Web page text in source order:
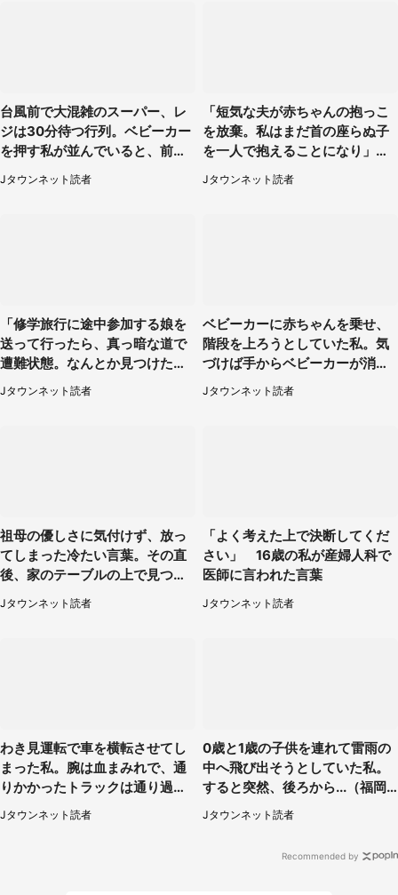
台風前で大混雑のスーパー、レ
ジは30分待つ行列。ベビーカー
を押す私が並んでいると、前の
Jタウンネット読者
「短気な夫が赤ちゃんの抱っこ
を放棄。私はまだ首の座らぬ子
を一人で抱えることになり」
（岩手県・40代女性）
Jタウンネット読者
「修学旅行に途中参加する娘を
送って行ったら、真っ暗な道で
遭難状態。なんとか見つけた民
家に助けを求めると、住人の男
性が...」
Jタウンネット読者
ベビーカーに赤ちゃんを乗せ、
階段を上ろうとしていた私。気
づけば手からベビーカーが消え
ていて（神奈川県・60代女性）
Jタウンネット読者
祖母の優しさに気付けず、放っ
てしまった冷たい言葉。その直
後、家のテーブルの上で見つけ
たものは（福岡県・30代女性）
Jタウンネット読者
「よく考えた上で決断してくだ
さい」 16歳の私が産婦人科で
医師に言われた言葉
Jタウンネット読者
わき見運転で車を横転させてし
まった私。腕は血まみれで、通
りかかったトラックは通り過ぎ
ていき...（福岡県・30代女性）
Jタウンネット読者
0歳と1歳の子供を連れて雷雨の
中へ飛び出そうとしていた私。
すると突然、後ろから...（福岡
県・30代女性）
Jタウンネット読者
Recommended by